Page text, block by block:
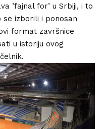
’fajnal for’ u Srbiji, i to
se izborili i ponosan
format završnice
u istoriju ovog